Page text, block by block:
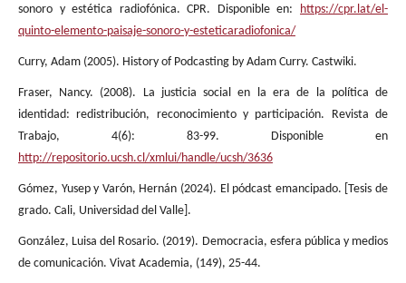
sonoro y estética radiofónica. CPR. Disponible en: https://cpr.lat/el-
quinto-elemento-paisaje-sonoro-y-esteticaradiofonica/
Curry, Adam (2005). History of Podcasting by Adam Curry. Castwiki.
Fraser, Nancy. (2008). La justicia social en la era de la política de
identidad: redistribución, reconocimiento y participación. Revista de
Trabajo, 4(6): 83-99. Disponible en
http://repositorio.ucsh.cl/xmlui/handle/ucsh/3636
Gómez, Yusep y Varón, Hernán (2024). El pódcast emancipado. [Tesis de
grado. Cali, Universidad del Valle].
González, Luisa del Rosario. (2019). Democracia, esfera pública y medios
de comunicación. Vivat Academia, (149), 25-44.